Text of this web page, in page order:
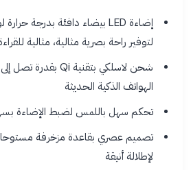
لتوفير راحة بصرية مثالية، مثالية
الهواتف الذكية الحديثة
تحكم سهل باللمس لضبط الإضاءة
تصميم عصري بقاعدة مزخرفة
لإطلالة أنيقة